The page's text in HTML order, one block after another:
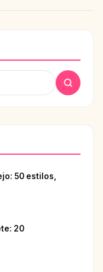
50 estilos,
20